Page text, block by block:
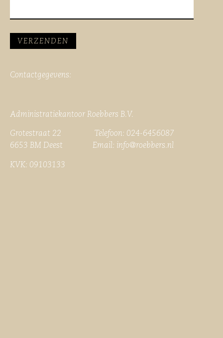
Contactgegevens:
Administratiekantoor Roebbers B.V.
Grotestraat 22 Telefoon: 024-6456087
6653 BM Deest Email: info@roebbers.nl
KVK: 09103133